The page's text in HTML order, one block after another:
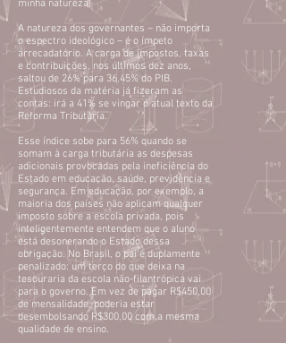
minha natureza!
A natureza dos governantes – não importa
o espectro ideológico – é o ímpeto
arrecadatório. A carga de impostos, taxas
e contribuições, nos últimos dez anos,
saltou de 26% para 36,45% do PIB.
Estudiosos da matéria já fizeram as
contas: irá a 41% se vingar o atual texto da
Reforma Tributária.
Esse índice sobe para 56% quando se
somam à carga tributária as despesas
adicionais provocadas pela ineficiência do
Estado em educação, saúde, previdência e
segurança. Em educação, por exemplo, a
maioria dos países não aplicam qualquer
imposto sobre a escola privada, pois
inteligentemente entendem que o aluno
está desonerando o Estado dessa
obrigação. No Brasil, o pai é duplamente
penalizado: um terço do que deixa na
tesouraria da escola não-filantrópica vai
para o governo. Em vez de pagar R$450,00
de mensalidade, poderia estar
desembolsando R$300,00 com a mesma
qualidade de ensino.